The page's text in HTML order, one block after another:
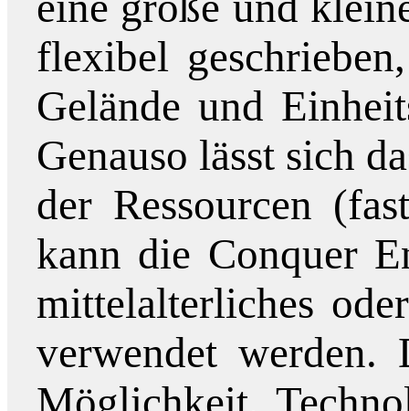
flexibel
Gelände und
Genauso lässt sich
der Ressourcen
kann die Conquer
mittelalterliches
verwendet werden.